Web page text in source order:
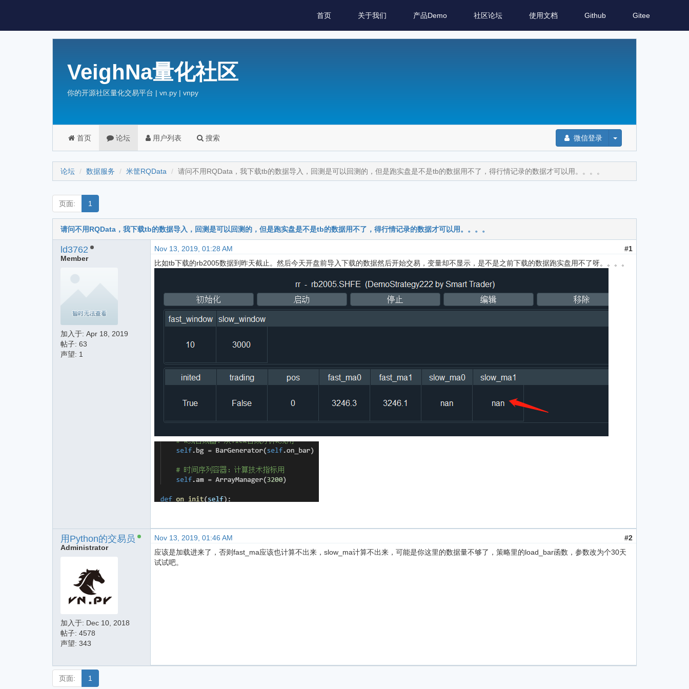
首页 关于我们 产品Demo 社区论坛 使用文档 Github Gitee
VeighNa量化社区
你的开源社区量化交易平台 | vn.py | vnpy
首页 论坛 用户列表 搜索 微信登录
论坛 数据服务 米筐RQData 请问不用RQData，我下载tb的数据导入，回测是可以回测的，但是跑实盘是不是tb的数据用不了，得行情记录的数据才可以用。。。。
页面: 1
请问不用RQData，我下载tb的数据导入，回测是可以回测的，但是跑实盘是不是tb的数据用不了，得行情记录的数据才可以用。。。。
ld3762
Member
加入于: Apr 18, 2019
帖子: 63
声望: 1
Nov 13, 2019, 01:28 AM
#1
比如tb下载的rb2005数据到昨天截止。然后今天开盘前导入下载的数据然后开始交易，变量却不显示，是不是之前下载的数据跑实盘用不了呀。。。。
用Python的交易员
Administrator
加入于: Dec 10, 2018
帖子: 4578
声望: 343
Nov 13, 2019, 01:46 AM
#2
应该是加载进来了，否则fast_ma应该也计算不出来，slow_ma计算不出来，可能是你这里的数据量不够了，策略里的load_bar函数，参数改为个30天
试试吧。
页面: 1